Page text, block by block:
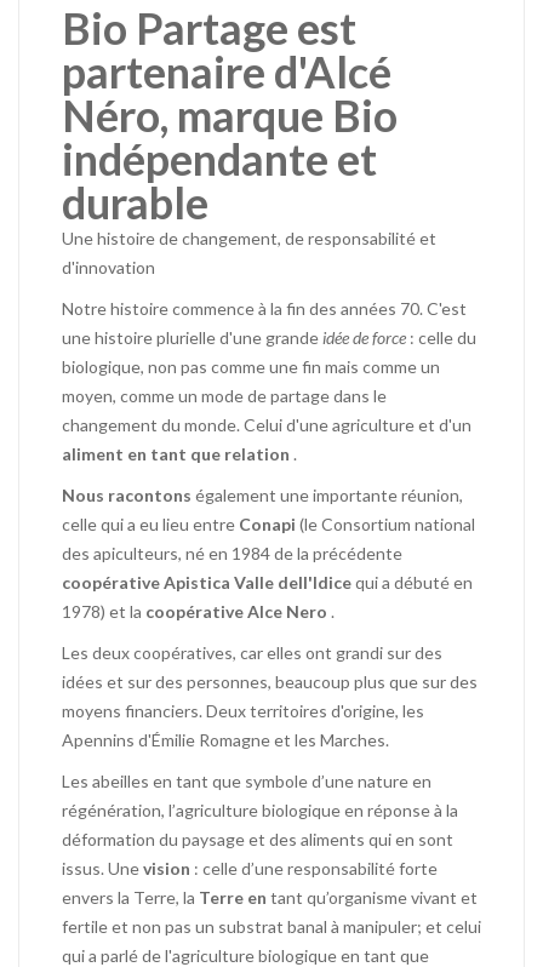
Bio Partage est
partenaire d'Alcé
Néro, marque Bio
indépendante et
durable
Une histoire de changement, de responsabilité et
d'innovation
Notre histoire commence à la fin des années 70. C'est
une histoire plurielle d'une grande idée de force : celle du
biologique, non pas comme une fin mais comme un
moyen, comme un mode de partage dans le
changement du monde. Celui d'une agriculture et d'un
aliment en tant que relation .
Nous racontons également une importante réunion,
celle qui a eu lieu entre Conapi (le Consortium national
des apiculteurs, né en 1984 de la précédente
coopérative Apistica Valle dell'Idicequi a débuté en
1978) et la coopérative Alce Nero .
Les deux coopératives, car elles ont grandi sur des
idées et sur des personnes, beaucoup plus que sur des
moyens financiers. Deux territoires d'origine, les
Apennins d'Émilie Romagne et les Marches.
Les abeilles en tant que symbole d’une nature en
régénération, l’agriculture biologique en réponse à la
déformation du paysage et des aliments qui en sont
issus. Unevision : celle d’une responsabilité forte
envers la Terre, la Terre en tant qu’organisme vivant et
fertile et non pas un substrat banal à manipuler; et celui
qui a parlé de l'agriculture biologique en tant que